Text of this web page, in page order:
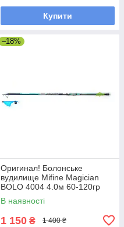
Купити
–18%
Оригинал! Болонське
вудилище Mifine Magician
BOLO 4004 4.0м 60-120гр
(402), вудилище під боковий
кивок
В наявності
1 150 ₴ 1 400 ₴